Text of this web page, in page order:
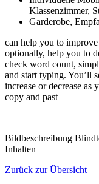
Klassenzimmer,
Garderobe,
can help you to
optionally, help you to
check word count,
and start typing. You’ll
increase or decrease as
copy and past
Bildbeschreibung
Inhalten
Zurück zur Übersicht